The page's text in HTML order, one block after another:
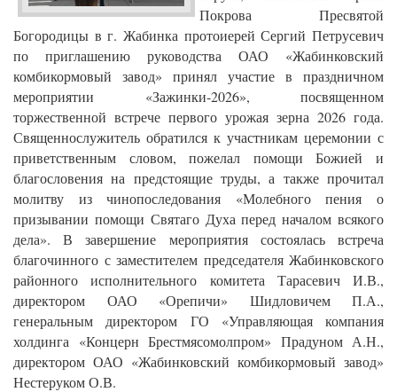
Покрова Пресвятой
Богородицы в г. Жабинка протоиерей Сергий Петрусевич
по приглашению руководства ОАО «Жабинковский
комбикормовый завод» принял участие в праздничном
мероприятии «Зажинки-2026», посвященном
торжественной встрече первого урожая зерна 2026 года.
Священнослужитель обратился к участникам церемонии с
приветственным словом, пожелал помощи Божией и
благословения на предстоящие труды, а также прочитал
молитву из чинопоследования «Молебного пения о
призывании помощи Святаго Духа перед началом всякого
дела». В завершение мероприятия состоялась встреча
благочинного с заместителем председателя Жабинковского
районного исполнительного комитета Тарасевич И.В.,
директором ОАО «Орепичи» Шидловичем П.А.,
генеральным директором ГО «Управляющая компания
холдинга «Концерн Брестмясомолпром» Прадуном А.Н.,
директором ОАО «Жабинковский комбикормовый завод»
Нестеруком О.В.